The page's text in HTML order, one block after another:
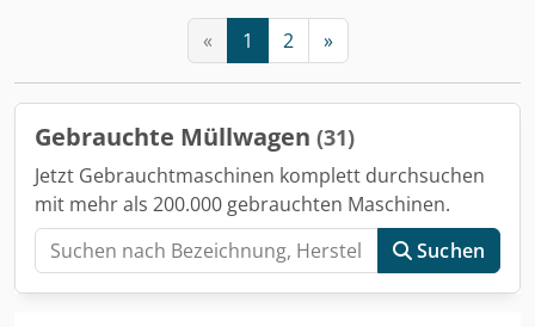
« 1 2 »
Gebrauchte Müllwagen (31)
Jetzt Gebrauchtmaschinen komplett durchsuchen
mit mehr als 200.000 gebrauchten Maschinen.
Suchen